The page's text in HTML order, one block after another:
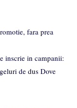
fara prea
inscrie in campanii:
de dus Dove